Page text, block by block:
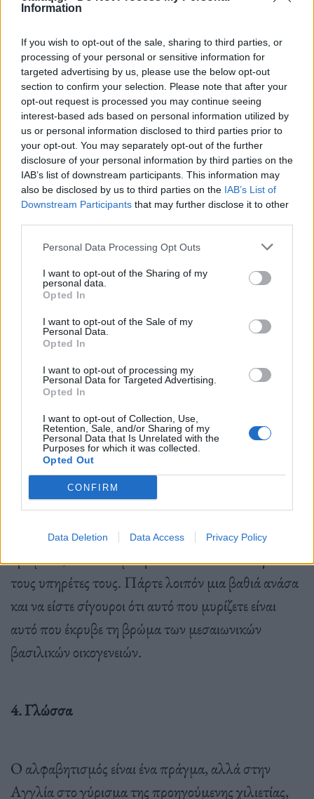
Information
If you wish to opt-out of the sale, sharing to third parties, or
processing of your personal or sensitive information for
targeted advertising by us, please use the below opt-out
section to confirm your selection. Please note that after your
opt-out request is processed you may continue seeing
interest-based ads based on personal information utilized by
us or personal information disclosed to third parties prior to
your opt-out. You may separately opt-out of the further
disclosure of your personal information by third parties on the
IAB’s list of downstream participants. This information may
also be disclosed by us to third parties on the IAB’s List of
Downstream Participants that may further disclose it to other
Personal Data Processing Opt Outs
I want to opt-out of the Sharing of my
personal data.
Opted In
I want to opt-out of the Sale of my
Personal Data.
Opted In
I want to opt-out of processing my
Personal Data for Targeted Advertising.
Opted In
I want to opt-out of Collection, Use,
Retention, Sale, and/or Sharing of my
Personal Data that Is Unrelated with the
Purposes for which it was collected.
Opted Out
CONFIRM
Data Deletion Data Access Privacy Policy
χώροι και γεμάτοι ζώα, και δεύτερον, επειδή με αυτόν
τον τρόπο, οι άνθρωποι μπορούσαν να περπατούν
κάτω από αυτούς τους προεξέχοντες δεύτερους
ορόφους.
Αν αυτοί οι άνθρωποι τύχαινε να περπατήσουν πολύ
κοντά στην άκρη αυτών των προεξοχών, κινδύνευαν
να καταλήξουν με «έναν εκπληκτικό styling στα
μαλλιά τους.
Αλλά ακόμη και αν τα μαλλιά τους παρέμεναν
απαλλαγμένα από ούρα και περιττώματα,
εξακολουθούσαν να προσβάλλονται από μια
πανσπερμία μυρωδιών από το δρόμο – ένα ισχυρό
μείγμα ανθρώπινων και ζωικών περιττωμάτων και
σωματικών οσμών. Σύμφωνα με έρευνες, αποτελεί
Μεσαίωνα δεν έκαναν μπάνιο – έκαναν μπάνιο,
απλώς δεν έκανε και πολλά για να μετριάσει την
υπερισχύουσα δυσοσμία.
Οι βασιλείς ήταν τυχεροί που είχαν πρόσβαση σε
αρώματα, αλλά δεν μπορεί να ειπωθεί το ίδιο για
τους υπηρέτες τους. Πάρτε λοιπόν μια βαθιά ανάσα
και να είστε σίγουροι ότι αυτό που μυρίζετε είναι
αυτό που έκρυβε τη βρώμα των μεσαιωνικών
βασιλικών οικογενειών.
4. Γλώσσα
Ο αλφαβητισμός είναι ένα πράγμα, αλλά στην
Αγγλία στο γύρισμα της προηγούμενης χιλιετίας,